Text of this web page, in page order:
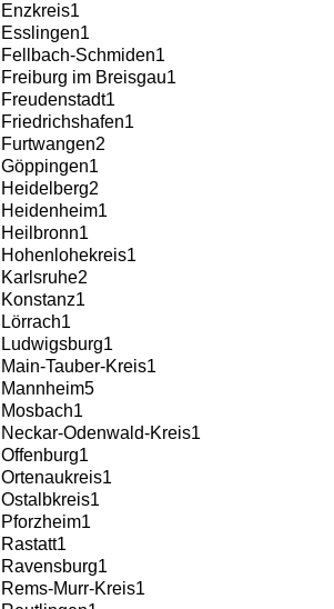
Enzkreis1
Esslingen1
Fellbach-Schmiden1
Freiburg im Breisgau1
Freudenstadt1
Friedrichshafen1
Furtwangen2
Göppingen1
Heidelberg2
Heidenheim1
Heilbronn1
Hohenlohekreis1
Karlsruhe2
Konstanz1
Lörrach1
Ludwigsburg1
Main-Tauber-Kreis1
Mannheim5
Mosbach1
Neckar-Odenwald-Kreis1
Offenburg1
Ortenaukreis1
Ostalbkreis1
Pforzheim1
Rastatt1
Ravensburg1
Rems-Murr-Kreis1